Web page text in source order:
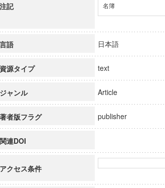
注記
名簿
言語 日本語
資源タイプ text
ジャンル Article
著者版フラグ publisher
関連DOI
アクセス条件